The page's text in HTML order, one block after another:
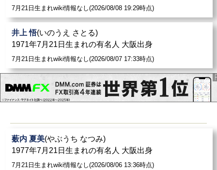
7月21日生まれwiki情報なし(2026/08/08 19:29時点)
井上 悟(いのうえ さとる)
1971年7月21日生まれの有名人 大阪出身
7月21日生まれwiki情報なし(2026/08/07 17:33時点)
薮内 夏美(やぶうち なつみ)
1977年7月21日生まれの有名人 大阪出身
7月21日生まれwiki情報なし(2026/08/06 13:36時点)